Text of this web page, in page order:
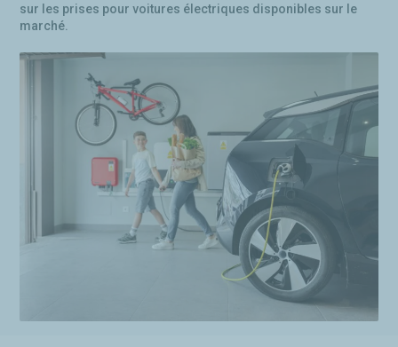
sur les prises pour voitures électriques disponibles sur le
marché.